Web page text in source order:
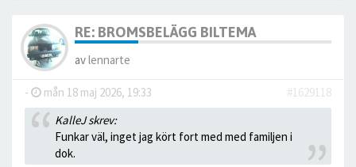
RE: BROMSBELÄGG BILTEMA
avlennarte
- mån 18 maj 2026, 19:33
#1629118
KalleJ skrev:
Funkar väl, inget jag kört fort med med familjen i
dok.